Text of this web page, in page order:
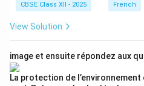
CBSE Class XII - 2025 French
View Solution
image et ensuite répondez aux
La protection de